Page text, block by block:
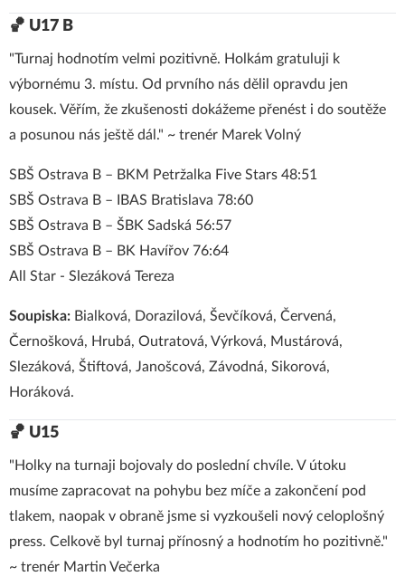
🏀 U17 B
"Turnaj hodnotím velmi pozitivně. Holkám gratuluji k
výbornému 3. místu. Od prvního nás dělil opravdu jen
kousek. Věřím, že zkušenosti dokážeme přenést i do soutěže
a posunou nás ještě dál." ~ trenér Marek Volný
SBŠ Ostrava B – BKM Petržalka Five Stars 48:51
SBŠ Ostrava B – IBAS Bratislava 78:60
SBŠ Ostrava B – ŠBK Sadská 56:57
SBŠ Ostrava B – BK Havířov 76:64
All Star - Slezáková Tereza
Soupiska: Bialková, Dorazilová, Ševčíková, Červená,
Černošková, Hrubá, Outratová, Výrková, Mustárová,
Slezáková, Štiftová, Janošcová, Závodná, Sikorová,
Horáková.
🏀 U15
"Holky na turnaji bojovaly do poslední chvíle. V útoku
musíme zapracovat na pohybu bez míče a zakončení pod
tlakem, naopak v obraně jsme si vyzkoušeli nový celoplošný
press. Celkově byl turnaj přínosný a hodnotím ho pozitivně."
~ trenér Martin Večerka